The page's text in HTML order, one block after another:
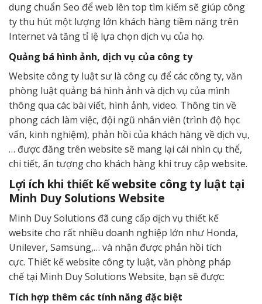
dung chuẩn Seo để web lên top tìm kiếm sẽ giúp công
ty thu hút một lượng lớn khách hàng tiềm năng trên
Internet và tăng tỉ lệ lựa chọn dịch vụ của họ.
Quảng bá hình ảnh, dịch vụ của công ty
Website công ty luật sư là công cụ để các công ty, văn
phòng luật quảng bá hình ảnh và dịch vụ của mình
thông qua các bài viết, hình ảnh, video. Thông tin về
phong cách làm việc, đội ngũ nhân viên (trình độ học
vấn, kinh nghiệm), phản hồi của khách hàng về dịch vụ,
… được đăng trên website sẽ mang lại cái nhìn cụ thể,
chi tiết, ấn tượng cho khách hàng khi truy cập website.
Lợi ích khi thiết kế website công ty luật tại
Minh Duy Solutions Website
Minh Duy Solutions đã cung cấp dịch vụ thiết kế
website cho rất nhiều doanh nghiệp lớn như Honda,
Unilever, Samsung,… và nhận được phản hồi tích
cực. Thiết kế website công ty luật, văn phòng pháp
chế tại Minh Duy Solutions Website, bạn sẽ được:
Tích hợp thêm các tính năng đặc biệt